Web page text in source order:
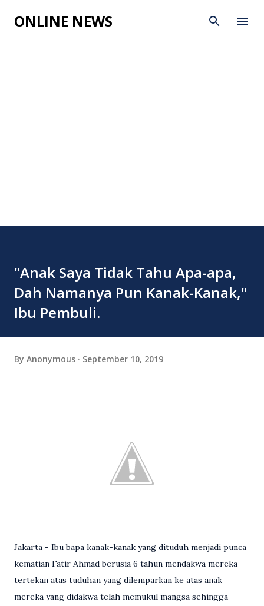
Skip to main content
ONLINE NEWS
"Anak Saya Tidak Tahu Apa-apa,
Dah Namanya Pun Kanak-Kanak,"
Ibu Pembuli.
By Anonymous September 10, 2019
Jakarta - Ibu bapa kanak-kanak yang dituduh menjadi punca
kematian Fatir Ahmad berusia 6 tahun mendakwa mereka
tertekan atas tuduhan yang dilemparkan ke atas anak
mereka yang didakwa telah memukul mangsa sehingga